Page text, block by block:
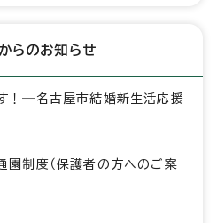
らのお知らせ
！―名古屋市結婚新生活応援
園制度（保護者の方へのご案